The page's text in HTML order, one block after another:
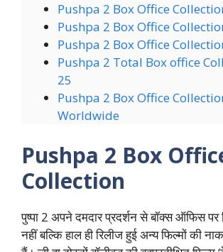
Pushpa 2 Box Office
Pushpa 2 Box Office
Pushpa 2 Box Office
Pushpa 2 Total Box office
25
Pushpa 2 Box Office
Worldwide
Pushpa 2 Box
Collection
पुष्पा 2 अपने दमदार प्रदर्शन से बॉक्स ऑफिस पर
नहीं बल्कि हाल ही रिलीज हुई अन्य फिल्मों की